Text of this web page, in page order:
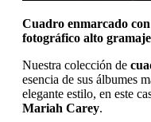
Cuadro enmarcado
fotográfico alto
Nuestra colección de
esencia de sus álbumes
elegante estilo, en este
Mariah Carey.